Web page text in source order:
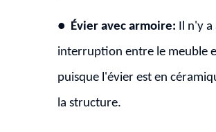
● Évier avec armoire: Il n'y a
interruption entre le meuble
puisque l'évier est en
la structure.